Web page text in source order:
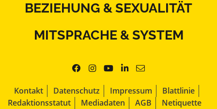
BEZIEHUNG & SEXUALITÄT
MITSPRACHE & SYSTEM
Kontakt Datenschutz Impressum
Blattlinie
Redaktionsstatut
Mediadaten AGB Netiquette